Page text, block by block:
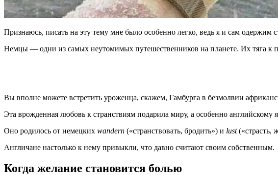
Признаюсь, писать на эту тему мне было особенно легко, ведь я и сам одержим
Немцы — одни из самых неутомимых путешественников на планете. Их тяга к
Вы вполне можете встретить уроженца, скажем, Гамбурга в безмолвии
Эта врожденная любовь к странствиям подарила миру, а особенно английскому
Оно родилось от немецких wandern («странствовать, бродить») и lust(«страсть,
Англичане настолько к нему привыкли, что давно считают своим собственным.
Когда желание становится болью